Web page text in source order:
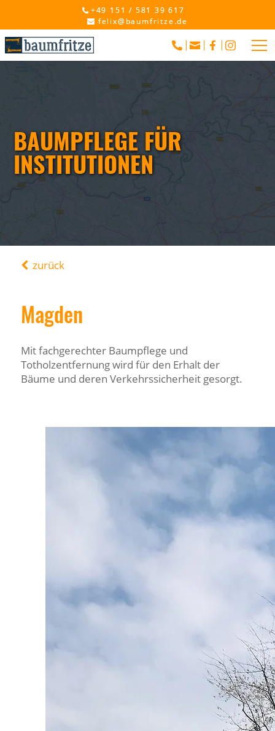
+49 151 / 581 39 617
felix@baumfritze.de
BAUMPFLEGE FÜR
INSTITUTIONEN
zurück
Magden
Mit fachgerechter Baumpflege und
Totholzentfernung wird für den Erhalt der
Bäume und deren Verkehrssicherheit gesorgt.